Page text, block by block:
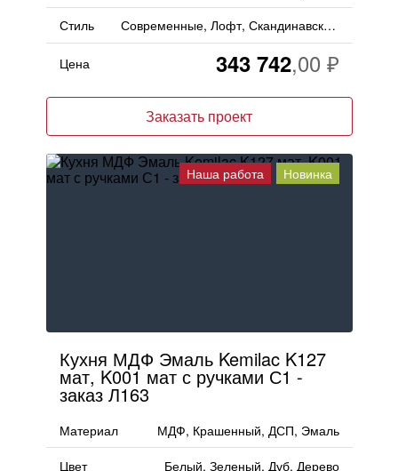
Стиль
Современные, Лофт, Скандинавский, Неоклассика, Минимализм
Цена 343 742
Заказать проект
Наша работа Новинка
Кухня МДФ Эмаль Kemilac K127
мат, K001 мат с ручками С1 -
заказ Л163
Материал
МДФ, Крашенный, ДСП, Эмаль
Цвет
Белый, Зеленый, Дуб, Дерево